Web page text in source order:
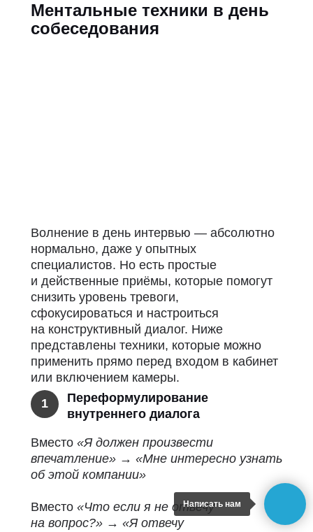
Ментальные техники в день
собеседования
Волнение в день интервью — абсолютно
нормально, даже у опытных
специалистов. Но есть простые
и действенные приёмы, которые помогут
снизить уровень тревоги,
сфокусироваться и настроиться
на конструктивный диалог. Ниже
представлены техники, которые можно
применить прямо перед входом в кабинет
или включением камеры.
1
Переформулирование
внутреннего диалога
Вместо «Я должен произвести
впечатление» → «Мне интересно узнать
об этой компании»
Вместо «Что если я не отвечу
на вопрос?» → «Я отвечу
Написать нам